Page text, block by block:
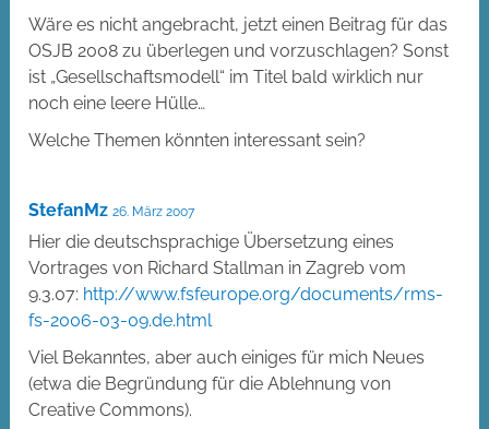
Wäre es nicht angebracht, jetzt einen Beitrag für das
OSJB 2008 zu überlegen und vorzuschlagen? Sonst
ist „Gesellschaftsmodell“ im Titel bald wirklich nur
noch eine leere Hülle…
Welche Themen könnten interessant sein?
StefanMz 26. März 2007
Hier die deutschsprachige Übersetzung eines
Vortrages von Richard Stallman in Zagreb vom
9.3.07: http://www.fsfeurope.org/documents/rms-
fs-2006-03-09.de.html
Viel Bekanntes, aber auch einiges für mich Neues
(etwa die Begründung für die Ablehnung von
Creative Commons).